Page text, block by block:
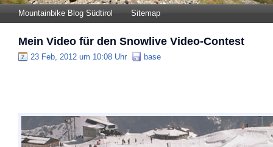
Mountainbike Blog Südtirol Sitemap
Mein Video für den Snowlive Video-Contest
23 Feb, 2012 um 10:08 Uhr base